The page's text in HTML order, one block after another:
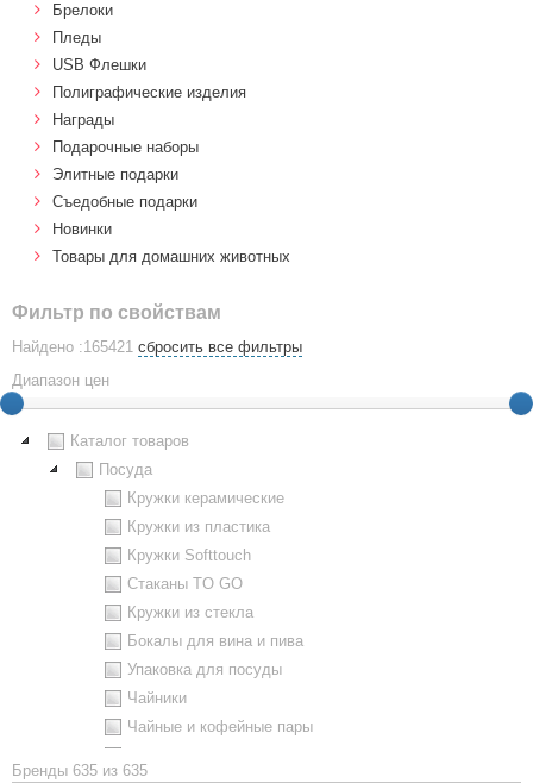
Брелоки
Пледы
USB Флешки
Полиграфические изделия
Награды
Подарочные наборы
Элитные подарки
Cъедобные подарки
Новинки
Товары для домашних животных
Фильтр по свойствам
Найдено :165421 сбросить все фильтры
Диапазон цен
Каталог товаров
Посуда
Кружки керамические
Кружки из пластика
Кружки Softtouch
Стаканы TO GO
Кружки из стекла
Бокалы для вина и пива
Упаковка для посуды
Чайники
Чайные и кофейные пары
Бренды 635 из 635